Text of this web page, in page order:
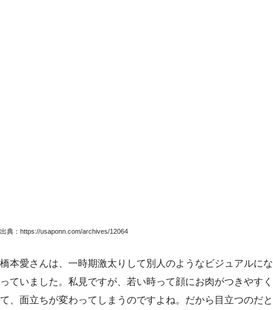
出典：https://usaponn.com/archives/12064
橋本愛さんは、一時期激太りして別人のようなビジュアルにな
っていました。私見ですが、若い時って顔にお肉がつきやすく
て、面立ちが変わってしまうのですよね。だから目立つのだと